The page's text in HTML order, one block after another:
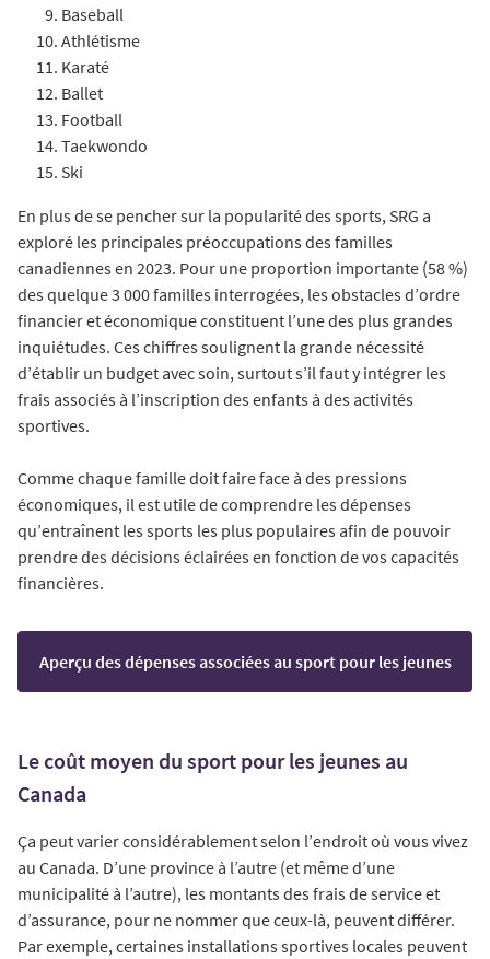
Baseball
Athlétisme
Karaté
Ballet
Football
Taekwondo
Ski
En plus de se pencher sur la popularité des sports, SRG a
exploré les principales préoccupations des familles
canadiennes en 2023. Pour une proportion importante (58 %)
des quelque 3 000 familles interrogées, les obstacles d’ordre
financier et économique constituent l’une des plus grandes
inquiétudes. Ces chiffres soulignent la grande nécessité
d’établir un budget avec soin, surtout s’il faut y intégrer les
frais associés à l’inscription des enfants à des activités
sportives.
Comme chaque famille doit faire face à des pressions
économiques, il est utile de comprendre les dépenses
qu’entraînent les sports les plus populaires afin de pouvoir
prendre des décisions éclairées en fonction de vos capacités
financières.
Aperçu des dépenses associées au sport pour les jeunes
Le coût moyen du sport pour les jeunes au
Canada
Ça peut varier considérablement selon l’endroit où vous vivez
au Canada. D’une province à l’autre (et même d’une
municipalité à l’autre), les montants des frais de service et
d’assurance, pour ne nommer que ceux-là, peuvent différer.
Par exemple, certaines installations sportives locales peuvent